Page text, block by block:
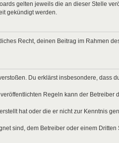
gelten jeweils die an dieser Stelle
gekündigt werden.
Recht, deinen Beitrag im Rahmen
Du erklärst insbesondere, dass
Regeln kann der Betreiber
hat oder die er nicht zur Kenntnis
sind, dem Betreiber oder einem Dritten